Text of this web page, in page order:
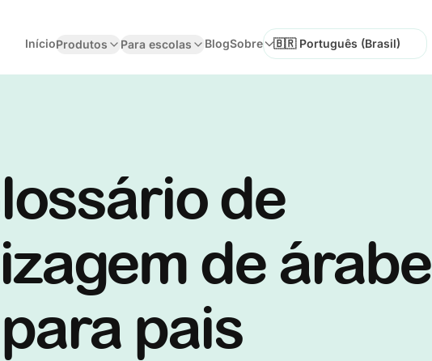
InícioProdutos Para escolas BlogSobre
Selecionar Idioma
de
de árabe
para pais